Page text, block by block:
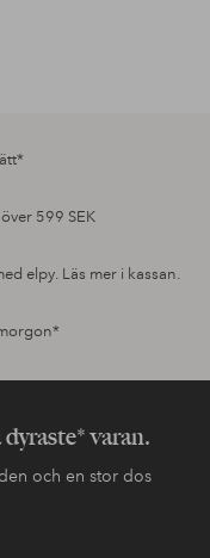
599 SEK
elpy. Läs mer i kassan.
varan.
och en stor dos